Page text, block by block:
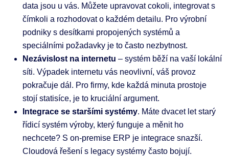
data jsou u vás. Můžete upravovat cokoli, integrovat s
čímkoli a rozhodovat o každém detailu. Pro výrobní
podniky s desítkami propojených systémů a
speciálními požadavky je to často nezbytnost.
Nezávislost na internetu – systém běží na vaší lokální
síti. Výpadek internetu vás neovlivní, váš provoz
pokračuje dál. Pro firmy, kde každá minuta prostoje
stojí statisíce, je to kruciální argument.
Integrace se staršími systémy. Máte dvacet let starý
řídicí systém výroby, který funguje a měnit ho
nechcete? S on-premise ERP je integrace snazší.
Cloudová řešení s legacy systémy často bojují.